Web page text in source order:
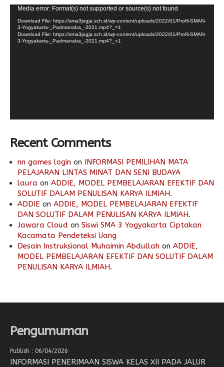
Video
Player
Media error: Format(s) not supported or source(s) not found
Download File: https://sma3jogja.sch.id/wp-content/uploads/2022/01/Profil-SMAN-
3-Yogyakarta-_Padmanaba_-2021.mp4?_=1
Download File: https://sma3jogja.sch.id/wp-content/uploads/2022/01/Profil-SMAN-
3-Yogyakarta-_Padmanaba_-2021.mp4?_=1
Recent Comments
nn games login on INFORMASI PEMILIHAN MATA
PELAJARAN LINTAS MINAT DAN SENI BUDAYA
laura on ADDIE, MODEL PEMBELAJARAN EFEKTIF DAN
SOLUTIF DALAM PENULISAN KARYA ILMIAH.
ADDIE on ADDIE, MODEL PEMBELAJARAN EFEKTIF
DAN SOLUTIF DALAM PENULISAN KARYA ILMIAH.
Jawara Cloud on Siswi SMA 3 Yogyakarta Ciptakan
Kacamata Pendeteksi Uang
Desain Instruksional Muhaimin Abdullah on ADDIE,
MODEL PEMBELAJARAN EFEKTIF DAN SOLUTIF DALAM
PENULISAN KARYA ILMIAH.
Pengumuman
Publish : 06/04/2026
INFORMASI PENERIMAAN SISWA KELAS XII PADA JALUR